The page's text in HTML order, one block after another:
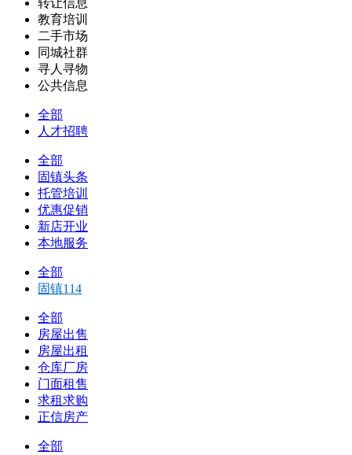
转让信息
教育培训
二手市场
同城社群
寻人寻物
公共信息
全部
人才招聘
全部
固镇头条
托管培训
优惠促销
新店开业
本地服务
全部
固镇114
全部
房屋出售
房屋出租
仓库厂房
门面租售
求租求购
正信房产
全部